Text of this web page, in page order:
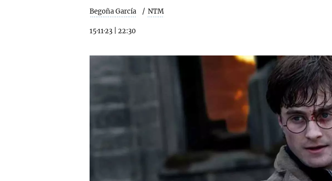
Begoña García NTM
15·11·23 22:30